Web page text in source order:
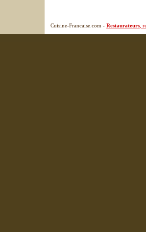
Cuisine-Francaise.com - Restaurateurs ,